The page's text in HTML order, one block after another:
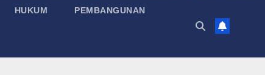
HUKUM PEMBANGUNAN